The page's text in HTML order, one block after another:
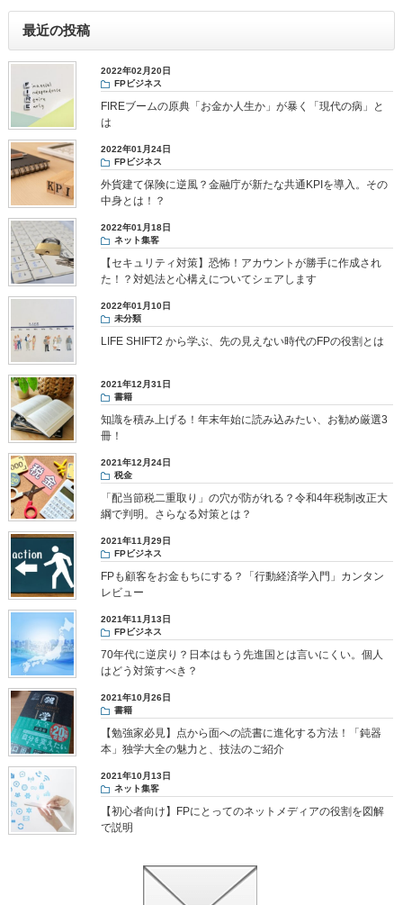
最近の投稿
2022年02月20日
FPビジネス
FIREブームの原典「お金か人生か」が暴く「現代の病」と
は
2022年01月24日
FPビジネス
外貨建て保険に逆風？金融庁が新たな共通KPIを導入。その
中身とは！？
2022年01月18日
ネット集客
【セキュリティ対策】恐怖！アカウントが勝手に作成され
た！？対処法と心構えについてシェアします
2022年01月10日
未分類
LIFE SHIFT2 から学ぶ、先の見えない時代のFPの役割とは
2021年12月31日
書籍
知識を積み上げる！年末年始に読み込みたい、お勧め厳選3
冊！
2021年12月24日
税金
「配当節税二重取り」の穴が防がれる？令和4年税制改正大
綱で判明。さらなる対策とは？
2021年11月29日
FPビジネス
FPも顧客をお金もちにする？「行動経済学入門」カンタン
レビュー
2021年11月13日
FPビジネス
70年代に逆戻り？日本はもう先進国とは言いにくい。個人
はどう対策すべき？
2021年10月26日
書籍
【勉強家必見】点から面への読書に進化する方法！「鈍器
本」独学大全の魅力と、技法のご紹介
2021年10月13日
ネット集客
【初心者向け】FPにとってのネットメディアの役割を図解
で説明